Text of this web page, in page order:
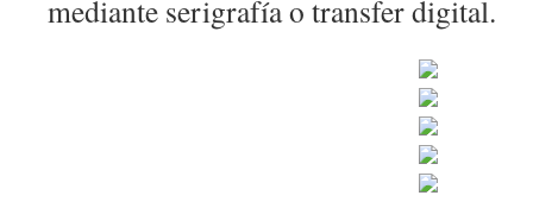
mediante serigrafía o transfer digital.